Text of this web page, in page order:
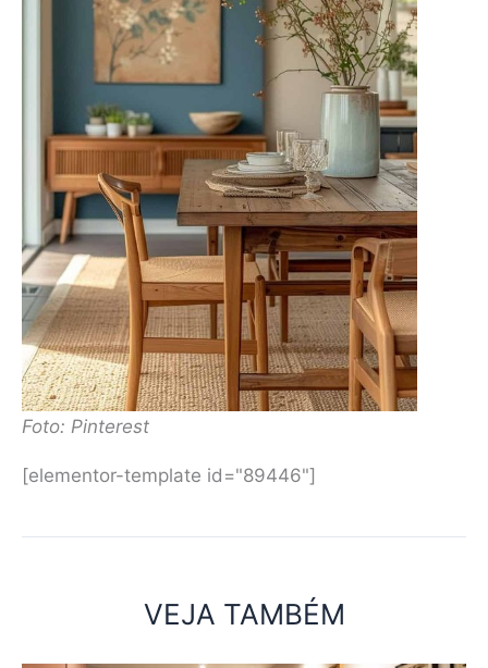
Foto: Pinterest
[elementor-template id="89446"]
VEJA TAMBÉM